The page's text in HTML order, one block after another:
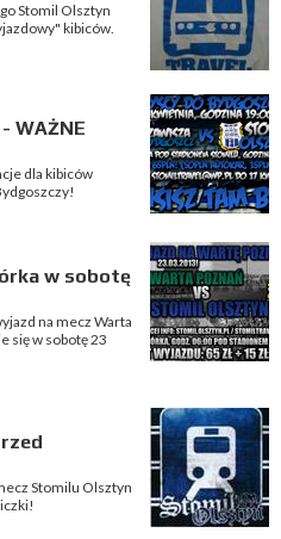
Stomil Olsztyn
kibiców.
- WAŻNE
dla kibiców
w sobotę
na mecz Warta
się w sobotę 23
Stomilu Olsztyn